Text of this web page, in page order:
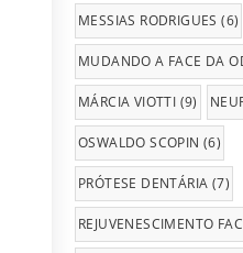
MESSIAS RODRIGUES (6)
MUDANDO A FACE DA
MÁRCIA VIOTTI (9)
OSWALDO SCOPIN (6)
PRÓTESE DENTÁRIA (7)
REJUVENESCIMENTO